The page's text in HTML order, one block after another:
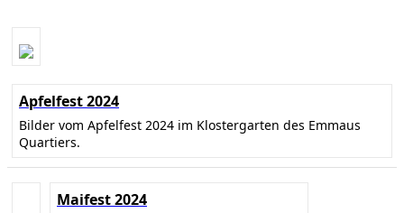
Apfelfest 2024
Bilder vom Apfelfest 2024 im Klostergarten des Emmaus
Quartiers.
Maifest 2024